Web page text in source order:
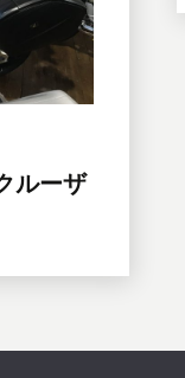
ルーザ